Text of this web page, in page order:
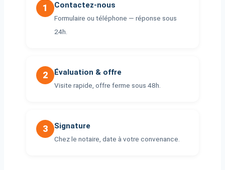
1 Contactez-nous
Formulaire ou téléphone — réponse sous
24h.
2 Évaluation & offre
Visite rapide, offre ferme sous 48h.
3 Signature
Chez le notaire, date à votre convenance.